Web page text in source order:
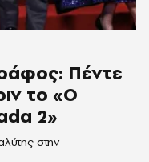
Πέντε
το «Ο
2»
στην